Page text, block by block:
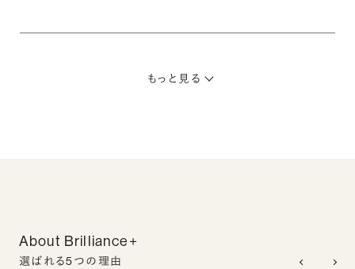
もっと見る
About Brilliance+
選ばれる5つの理由